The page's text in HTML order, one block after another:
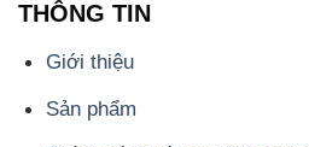
Chính sách và quy định chung
Tin tức
Liên hệ